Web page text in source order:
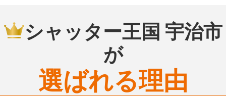
シャッター王国 宇治市
が
選ばれる理由